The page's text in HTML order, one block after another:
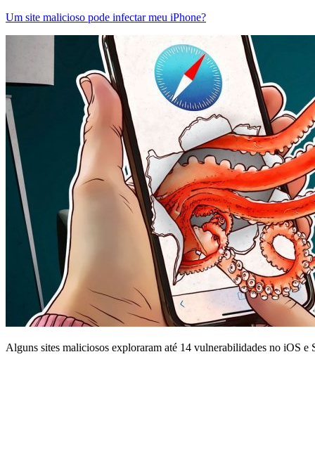
Um site malicioso pode infectar meu iPhone?
Alguns sites maliciosos exploraram até 14 vulnerabilidades no iOS e